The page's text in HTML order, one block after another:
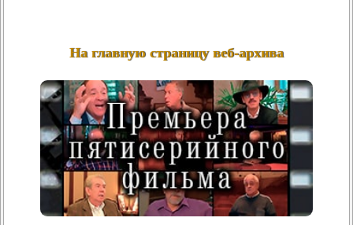
На главную страницу веб-архива